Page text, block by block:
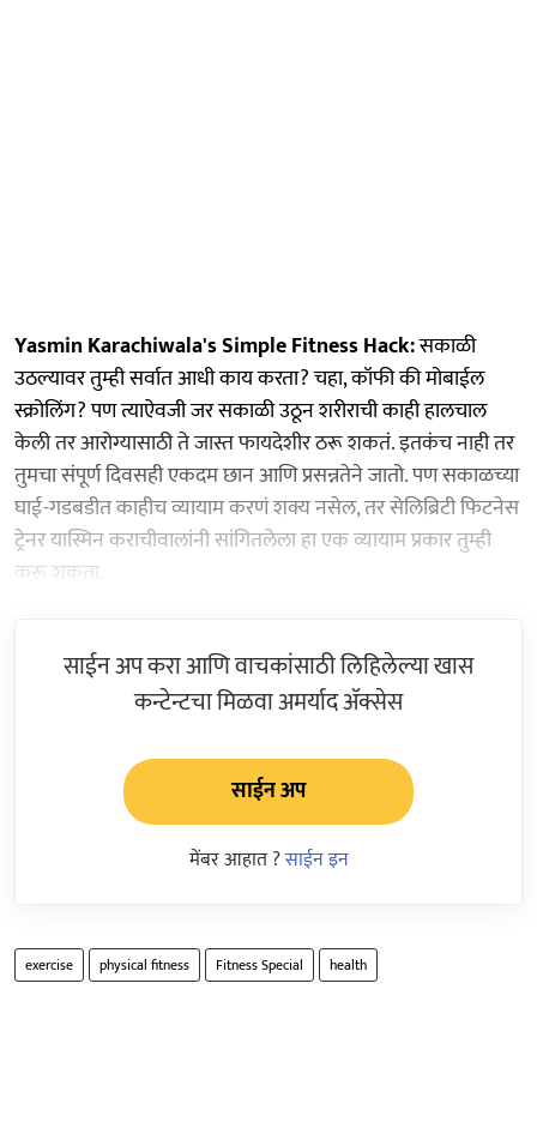
Yasmin Karachiwala's Simple Fitness Hack:सकाळी
उठल्यावर तुम्ही सर्वात आधी काय करता? चहा, कॉफी की मोबाईल
स्क्रोलिंग? पण त्याऐवजी जर सकाळी उठून शरीराची काही हालचाल
केली तर आरोग्यासाठी ते जास्त फायदेशीर ठरू शकतं. इतकंच नाही तर
तुमचा संपूर्ण दिवसही एकदम छान आणि प्रसन्नतेने जातो. पण सकाळच्या
घाई-गडबडीत काहीच व्यायाम करणं शक्य नसेल, तर सेलिब्रिटी फिटनेस
ट्रेनर यास्मिन कराचीवालांनी सांगितलेला हा एक व्यायाम प्रकार तुम्ही
करू शकता.
साईन अप करा आणि वाचकांसाठी लिहिलेल्या खास
कन्टेन्टचा मिळवा अमर्याद ॲक्सेस
साईन अप
मेंबर आहात ?साईन इन
exercise physical fitness Fitness Special health